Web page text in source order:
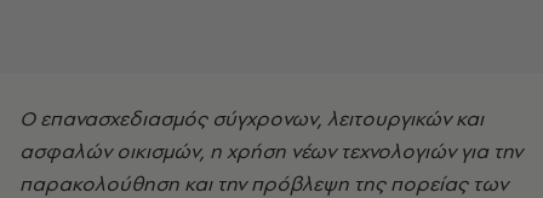
Ο επανασχεδιασμός σύγχρονων, λειτουργικών και
ασφαλών οικισμών, η χρήση νέων τεχνολογιών για την
παρακολούθηση και την πρόβλεψη της πορείας των